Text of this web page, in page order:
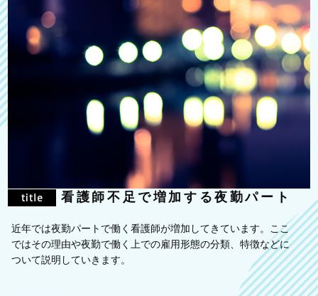
看護師不足で増加する夜勤パート
近年では夜勤パートで働く看護師が増加してきています。ここ
ではその理由や夜勤で働く上での雇用形態の分類、特徴などに
ついて説明していきます。